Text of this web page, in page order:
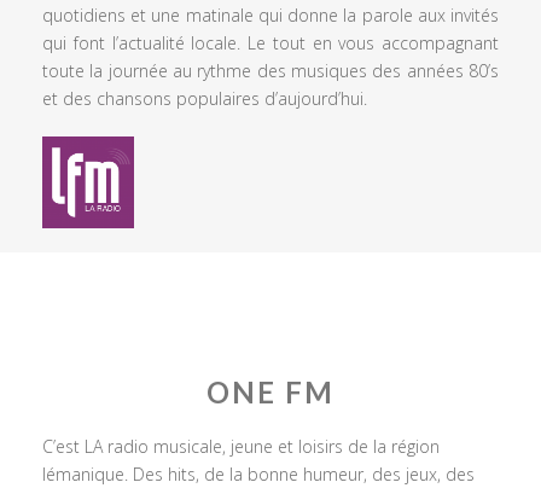
quotidiens et une matinale qui donne la parole aux invités
qui font l’actualité locale. Le tout en vous accompagnant
toute la journée au rythme des musiques des années 80’s
et des chansons populaires d’aujourd’hui.
ONE FM
C’est LA radio musicale, jeune et loisirs de la région
lémanique. Des hits, de la bonne humeur, des jeux, des